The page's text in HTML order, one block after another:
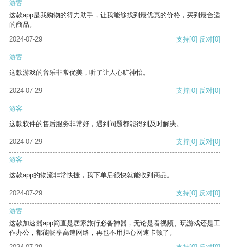
游客
这款app是我购物的得力助手，让我能够找到最优惠的价格，买到最合适
的商品。
2024-07-29
支持[0] 反对[0]
游客
这款游戏的音乐非常优美，听了让人心旷神怡。
2024-07-29 支持[0] 反对[0]
游客
这款软件的售后服务非常好，遇到问题都能得到及时解决。
2024-07-29 支持[0] 反对[0]
游客
这款app的物流非常快捷，我下单后很快就能收到商品。
2024-07-29 支持[0] 反对[0]
游客
这款加速器app简直是居家旅行必备神器，无论是看视频、玩游戏还是工
作办公，都能畅享高速网络，再也不用担心网速卡顿了。